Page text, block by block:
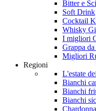
Bitter e
Soft Drink
Cocktail
Whisky
I migliori
Grappa
Migliori
Regioni
L'estate
Bianchi
Bianchi
Bianchi